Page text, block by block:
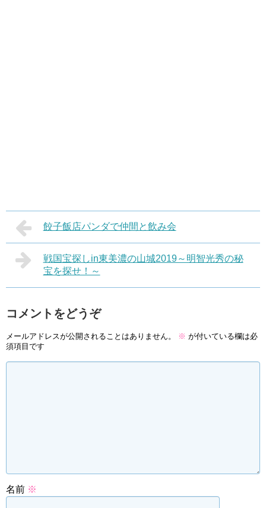
餃子飯店パンダで仲間と飲み会
戦国宝探しin東美濃の山城2019～明智光秀の秘
宝を探せ！～
コメントをどうぞ
メールアドレスが公開されることはありません。 ※ が付いている欄は必
須項目です
名前 ※